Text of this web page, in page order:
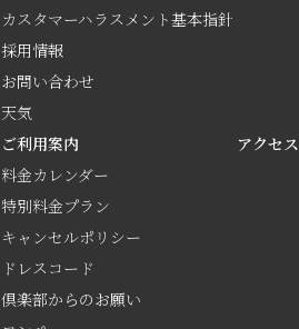
カスタマーハラスメント基本指針
採用情報
お問い合わせ
天気
ご利用案内
料金カレンダー
特別料金プラン
キャンセルポリシー
ドレスコード
倶楽部からのお願い
アクセス